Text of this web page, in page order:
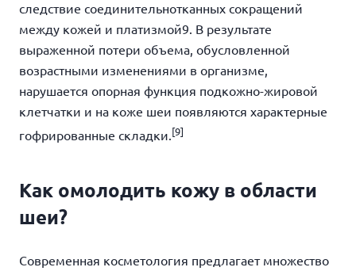
следствие соединительнотканных сокращений
между кожей и платизмой9. В результате
выраженной потери объема, обусловленной
возрастными изменениями в организме,
нарушается опорная функция подкожно-жировой
клетчатки и на коже шеи появляются характерные
гофрированные складки. [9]
Как омолодить кожу в области
шеи?
Современная косметология предлагает множество